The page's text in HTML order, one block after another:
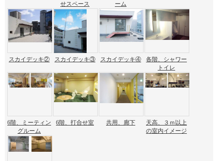
せスペース
ーム
スカイデッキ② スカイデッキ③ スカイデッキ④
各階、シャワー
トイレ
6階、ミーティン
グルーム
6階、打合せ室 共用、廊下
天高、３ｍ以上
の室内イメージ